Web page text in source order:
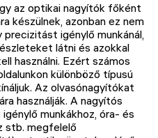
az optikai nagyítók főként
készülnek, azonban ez nem
precizitást igénylő munkánál,
látni és azokkal
használni. Ezért számos
különböző típusú
Az olvasónagyítókat
használják. A nagyítós
munkákhoz, óra- és
stb. megfelelő